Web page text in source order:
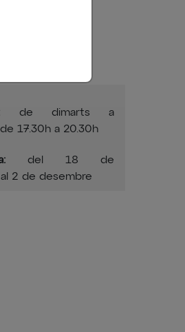
de dimarts a
17.30h a 20.30h
del 18 de
2 de desembre